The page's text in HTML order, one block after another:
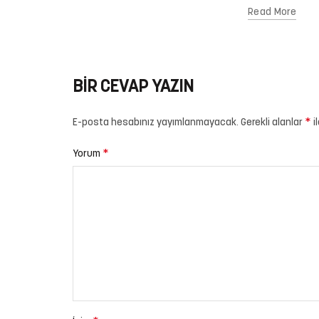
Read More
BIR CEVAP YAZIN
E-posta hesabınız yayımlanmayacak. Gerekli alanlar *
Yorum *